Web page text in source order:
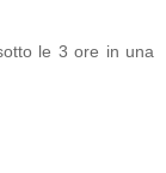
le 3 ore in una